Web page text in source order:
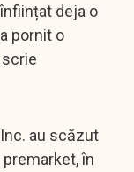
deja o
pornit o
au scăzut
în